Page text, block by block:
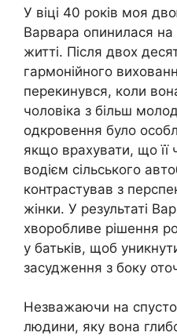
У віці 40 років моя
Варвара опинилася на
житті. Після двох
гармонійного
перекинувся, коли
чоловіка з більш
одкровення було
якщо врахувати, що її
водієм сільського
контрастував з
жінки. У результаті
хворобливе рішення
у батьків, щоб
засудження з боку
Незважаючи на
людини, яку вона